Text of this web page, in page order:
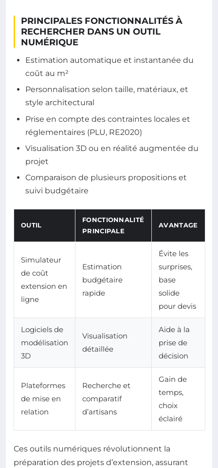
PRINCIPALES FONCTIONNALITÉS À
RECHERCHER DANS UN OUTIL
NUMÉRIQUE
Estimation automatique et instantanée du
coût au m²
Personnalisation selon taille, matériaux, et
style architectural
Prise en compte des contraintes locales et
réglementaires (PLU, RE2020)
Visualisation 3D ou en réalité augmentée du
projet
Comparaison de plusieurs propositions et
suivi budgétaire
OUTIL
FONCTIONNALITÉ
PRINCIPALE
AVANTAGE
Simulateur
de coût
extension en
ligne
Estimation
budgétaire
rapide
Évite les
surprises,
base
solide
pour devis
Logiciels de
modélisation
3D
Visualisation
détaillée
Aide à la
prise de
décision
Plateformes
de mise en
relation
Recherche et
comparatif
d’artisans
Gain de
temps,
choix
éclairé
Ces outils numériques révolutionnent la
préparation des projets d’extension, assurant